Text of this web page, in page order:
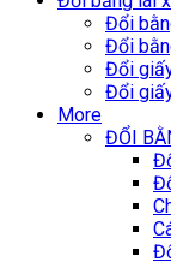
Đổi
Đổi
Đổi
Đổi
More
ĐỔI